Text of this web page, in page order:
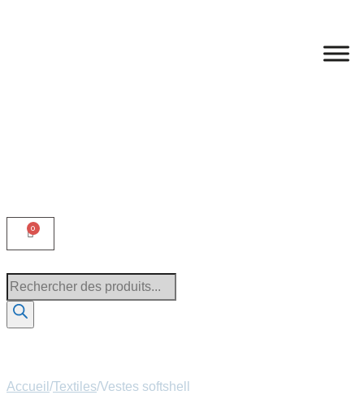
Accueil /Textiles/Vestes softshell